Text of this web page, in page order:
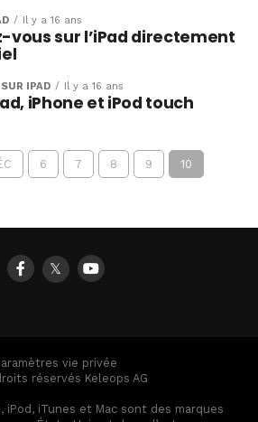
Il y a 16 ans
vous sur l’iPad directement
IPAD Il y a 16 ans
iPhone et iPod touch
6 7 8 9 10
𝕏
vie privée
réservés Keleops AG
iPod, iTunes et Mac sont des marques